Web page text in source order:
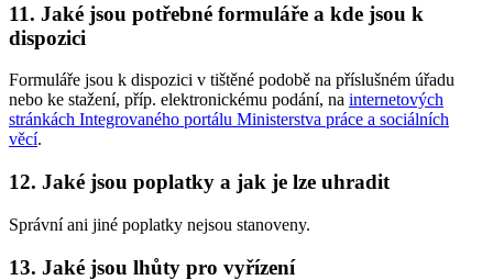
11. Jaké jsou potřebné formuláře a kde jsou k
dispozici
Formuláře jsou k dispozici v tištěné podobě na příslušném úřadu
nebo ke stažení, příp. elektronickému podání, na internetových
stránkách Integrovaného portálu Ministerstva práce a sociálních
věcí.
12. Jaké jsou poplatky a jak je lze uhradit
Správní ani jiné poplatky nejsou stanoveny.
13. Jaké jsou lhůty pro vyřízení